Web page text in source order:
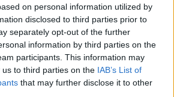
on personal information utilized by
disclosed to third parties prior to
separately opt-out of the further
information by third parties on the
participants. This information may
to third parties on the IAB’s List of
that may further disclose it to other
Ιστορική μεταφορά 30